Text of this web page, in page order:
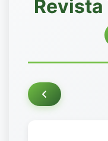
Revista